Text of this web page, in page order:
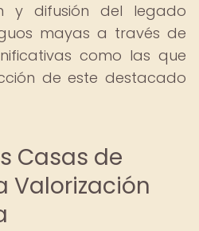
y difusión del legado
mayas a través de
como las que
de este destacado
Casas de
Valorización